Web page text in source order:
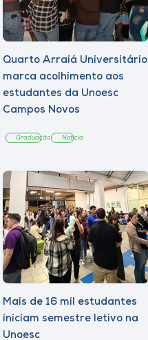
Quarto Arraiá Universitário
marca acolhimento aos
estudantes da Unoesc
Campos Novos
Graduação Notícia
Mais de 16 mil estudantes
iniciam semestre letivo na
Unoesc